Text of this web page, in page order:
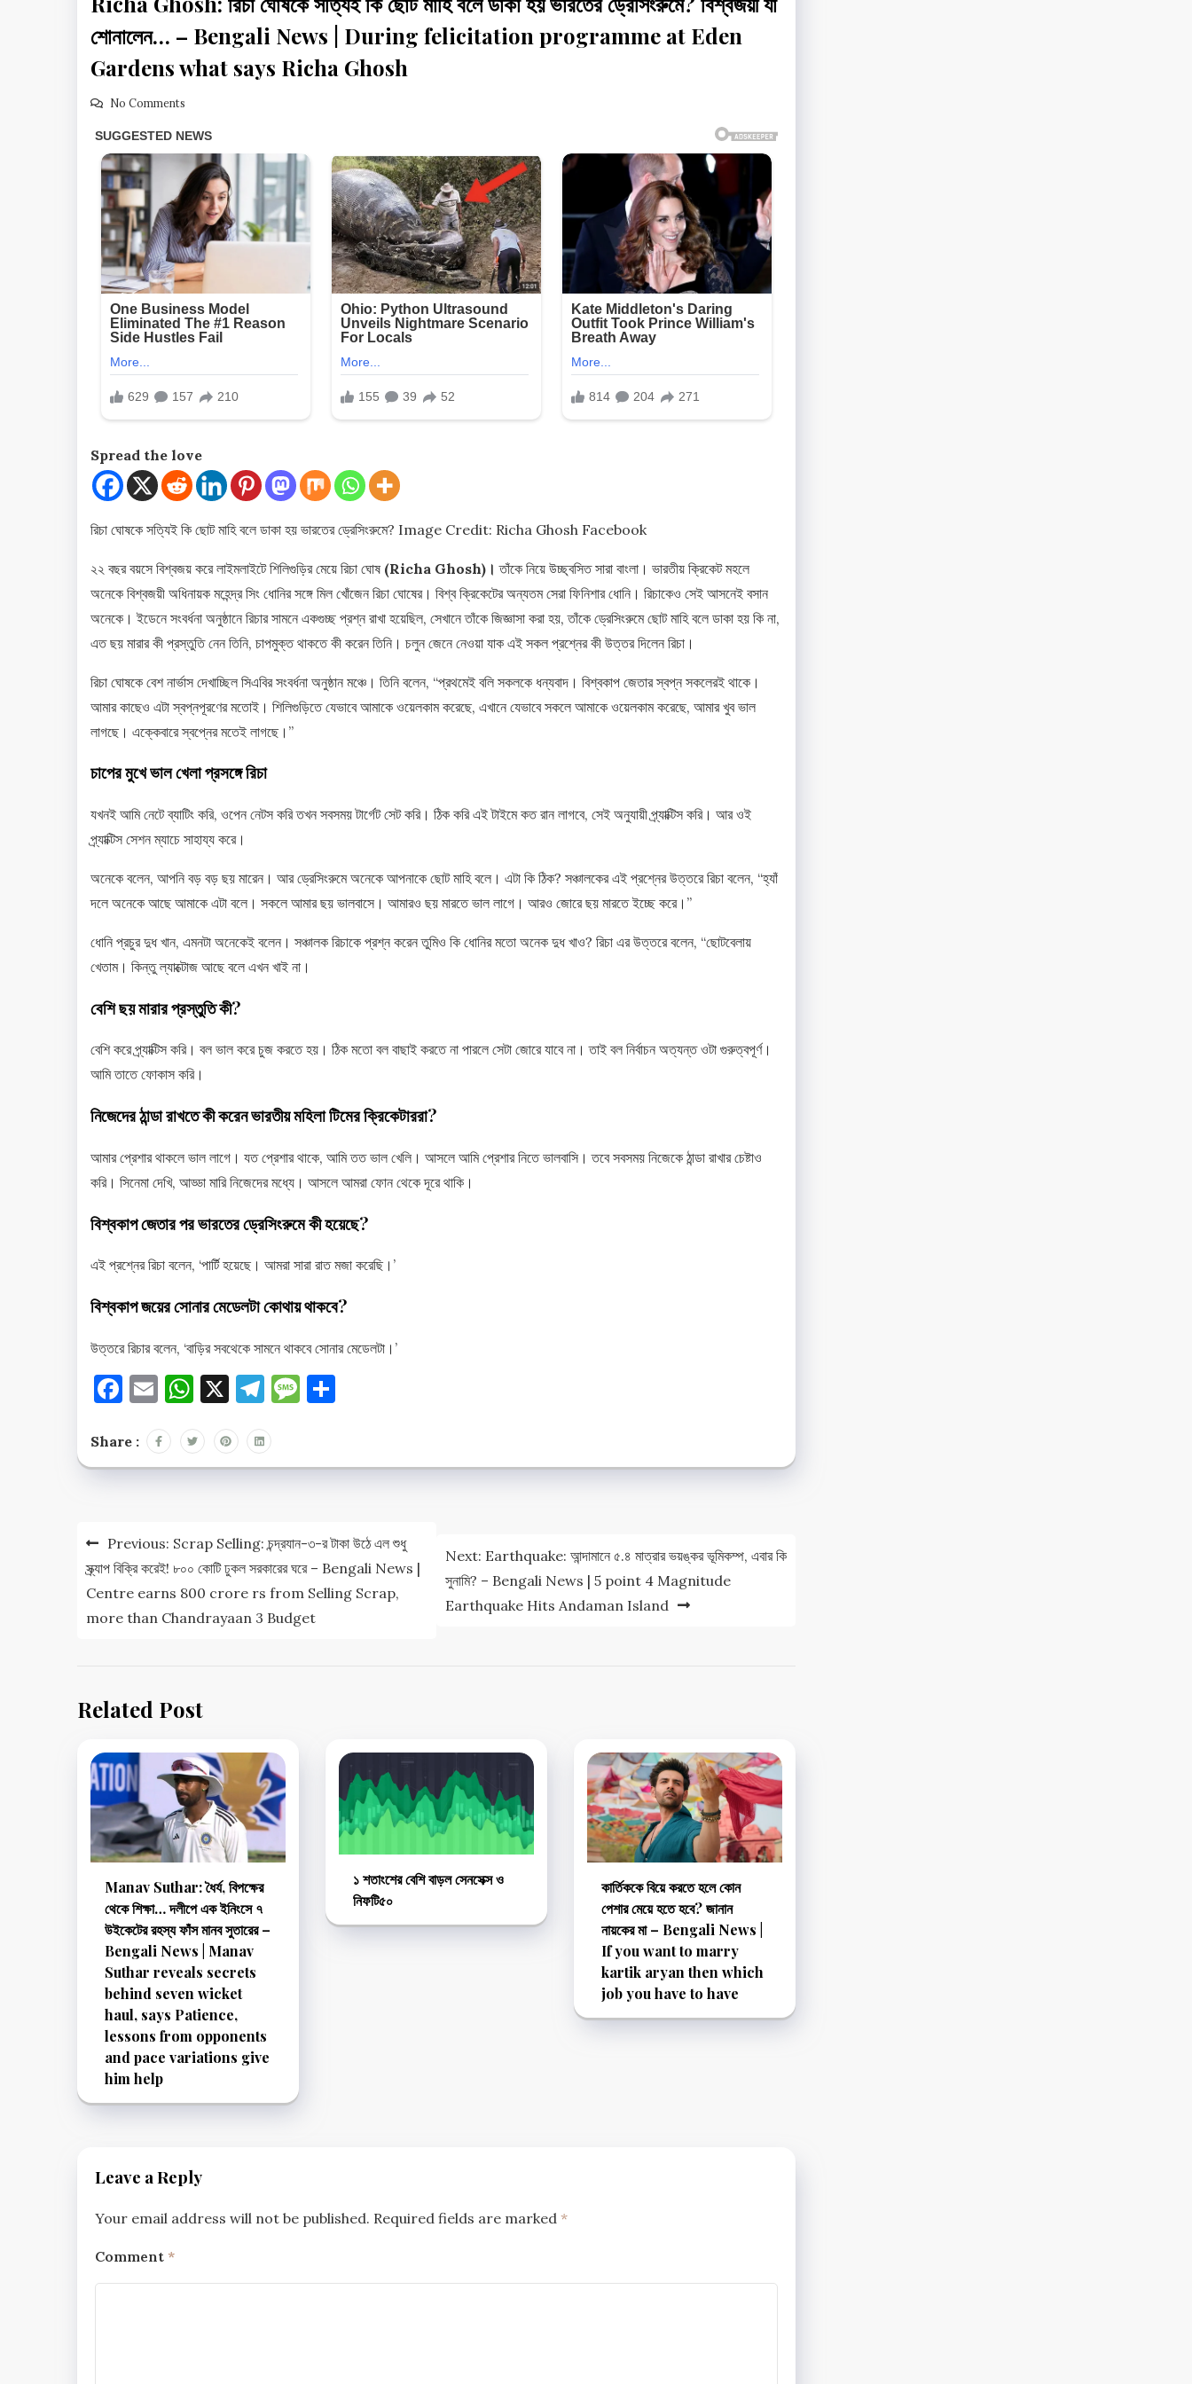
শোনালেন… – Bengali News | During felicitation programme at Eden
Gardens what says Richa Ghosh
No Comments
Spread the love
রিচা ঘোষকে সত্যিই কি ছোট মাহি বলে ডাকা হয় ভারতের ড্রেসিংরুমে? Image Credit: Richa Ghosh Facebook
২২ বছর বয়সে বিশ্বজয় করে লাইমলাইটে শিলিগুড়ির মেয়ে রিচা ঘোষ (Richa Ghosh)। তাঁকে নিয়ে উচ্ছ্বসিত সারা বাংলা। ভারতীয় ক্রিকেট মহলে
অনেকে বিশ্বজয়ী অধিনায়ক মহেন্দ্র সিং ধোনির সঙ্গে মিল খোঁজেন রিচা ঘোষের। বিশ্ব ক্রিকেটের অন্যতম সেরা ফিনিশার ধোনি। রিচাকেও সেই আসনেই বসান
অনেকে। ইডেনে সংবর্ধনা অনুষ্ঠানে রিচার সামনে একগুচ্ছ প্রশ্ন রাখা হয়েছিল, সেখানে তাঁকে জিজ্ঞাসা করা হয়, তাঁকে ড্রেসিংরুমে ছোট মাহি বলে ডাকা হয় কি না,
এত ছয় মারার কী প্রস্তুতি নেন তিনি, চাপমুক্ত থাকতে কী করেন তিনি। চলুন জেনে নেওয়া যাক এই সকল প্রশ্নের কী উত্তর দিলেন রিচা।
রিচা ঘোষকে বেশ নার্ভাস দেখাচ্ছিল সিএবির সংবর্ধনা অনুষ্ঠান মঞ্চে। তিনি বলেন, “প্রথমেই বলি সকলকে ধন্যবাদ। বিশ্বকাপ জেতার স্বপ্ন সকলেরই থাকে।
আমার কাছেও এটা স্বপ্নপূরণের মতোই। শিলিগুড়িতে যেভাবে আমাকে ওয়েলকাম করেছে, এখানে যেভাবে সকলে আমাকে ওয়েলকাম করেছে, আমার খুব ভাল
লাগছে। এক্কেবারে স্বপ্নের মতেই লাগছে।”
চাপের মুখে ভাল খেলা প্রসঙ্গে রিচা
যখনই আমি নেটে ব্যাটিং করি, ওপেন নেটস করি তখন সবসময় টার্গেট সেট করি। ঠিক করি এই টাইমে কত রান লাগবে, সেই অনুযায়ী প্র্যাক্টিস করি। আর ওই
প্র্যাক্টিস সেশন ম্যাচে সাহায্য করে।
অনেকে বলেন, আপনি বড় বড় ছয় মারেন। আর ড্রেসিংরুমে অনেকে আপনাকে ছোট মাহি বলে। এটা কি ঠিক? সঞ্চালকের এই প্রশ্নের উত্তরে রিচা বলেন, “হ্যাঁ
দলে অনেকে আছে আমাকে এটা বলে। সকলে আমার ছয় ভালবাসে। আমারও ছয় মারতে ভাল লাগে। আরও জোরে ছয় মারতে ইচ্ছে করে।”
ধোনি প্রচুর দুধ খান, এমনটা অনেকেই বলেন। সঞ্চালক রিচাকে প্রশ্ন করেন তুমিও কি ধোনির মতো অনেক দুধ খাও? রিচা এর উত্তরে বলেন, “ছোটবেলায়
খেতাম। কিন্তু ল্যাক্টোজ আছে বলে এখন খাই না।
বেশি ছয় মারার প্রস্তুতি কী?
বেশি করে প্র্যাক্টিস করি। বল ভাল করে চুজ করতে হয়। ঠিক মতো বল বাছাই করতে না পারলে সেটা জোরে যাবে না। তাই বল নির্বাচন অত্যন্ত ওটা গুরুত্বপূর্ণ।
আমি তাতে ফোকাস করি।
নিজেদের ঠান্ডা রাখতে কী করেন ভারতীয় মহিলা টিমের ক্রিকেটাররা?
আমার প্রেশার থাকলে ভাল লাগে। যত প্রেশার থাকে, আমি তত ভাল খেলি। আসলে আমি প্রেশার নিতে ভালবাসি। তবে সবসময় নিজেকে ঠান্ডা রাখার চেষ্টাও
করি। সিনেমা দেখি, আড্ডা মারি নিজেদের মধ্যে। আসলে আমরা ফোন থেকে দূরে থাকি।
বিশ্বকাপ জেতার পর ভারতের ড্রেসিংরুমে কী হয়েছে?
এই প্রশ্নের রিচা বলেন, ‘পার্টি হয়েছে। আমরা সারা রাত মজা করেছি।’
বিশ্বকাপ জয়ের সোনার মেডেলটা কোথায় থাকবে?
উত্তরে রিচার বলেন, ‘বাড়ির সবথেকে সামনে থাকবে সোনার মেডেলটা।’
Facebook
EmailWhatsApp
X Telegram
Message
Share :
Post
navigation
Previous: Scrap Selling: চন্দ্রযান-৩-র টাকা উঠে এল শুধু
স্ক্র্যাপ বিক্রি করেই! ৮০০ কোটি ঢুকল সরকারের ঘরে – Bengali News |
Centre earns 800 crore rs from Selling Scrap,
more than Chandrayaan 3 Budget
Next: Earthquake: আন্দামানে ৫.৪ মাত্রার ভয়ঙ্কর ভূমিকম্প, এবার কি
সুনামি? – Bengali News | 5 point 4 Magnitude
Earthquake Hits Andaman Island
Related Post
Manav Suthar: ধৈর্য, বিপক্ষের
থেকে শিক্ষা… দলীপে এক ইনিংসে ৭
উইকেটের রহস্য ফাঁস মানব সুতারের –
Bengali News | Manav
Suthar reveals secrets
behind seven wicket
haul, says Patience,
lessons from opponents
and pace variations give
him help
১ শতাংশের বেশি বাড়ল সেনসেক্স ও
নিফটি৫০
কার্তিককে বিয়ে করতে হলে কোন
পেশার মেয়ে হতে হবে? জানান
নায়কের মা – Bengali News |
If you want to marry
kartik aryan then which
job you have to have
Leave a Reply
Your email address will not be published. Required fields are marked *
Comment *